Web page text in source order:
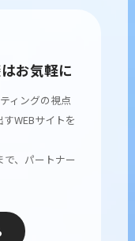
お気軽に
ィングの視点
WEBサイトを
、パートナー